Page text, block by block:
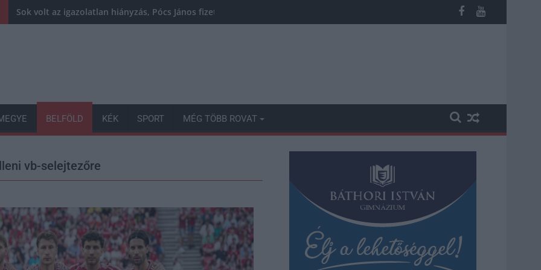
Sok volt az igazolatlan hiányzás, Pócs János fizetéslevonást kapott, más fideszesek még kevesebbet vittek haza
BELFÖLD KÉK SPORT MÉG TÖBB ROVAT
vb-selejtezőre